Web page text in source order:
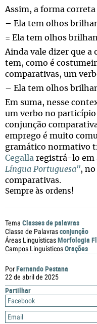
PorFernando Pestana
22 de abril de 2025
Partilhar
Facebook
Email
Assim, a forma correta
– Ela tem olhos
= Ela tem olhos
Ainda vale dizer que a
tem, como é
comparativas, um
– Ela tem olhos
Em suma, nesse
um verbo no particípio
conjunção
emprego é muito
gramático normativo
Cegalla registrá-lo em
Língua Portuguesa",
comparativas.
Sempre às ordens!
Tema Classes de palavras
Classe de Palavrasconjunção
Áreas LinguísticasMorfologia
Campos LinguísticosOrações